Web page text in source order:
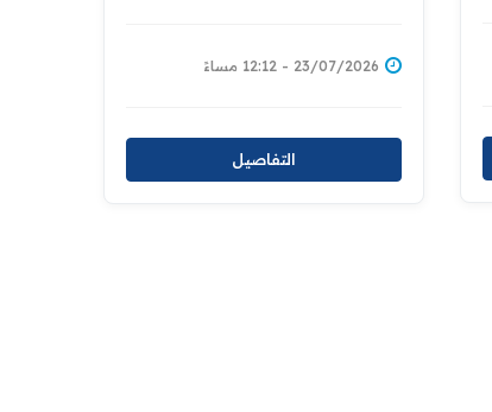
23/07/2026 - 12:12 مساءً
التفاصيل